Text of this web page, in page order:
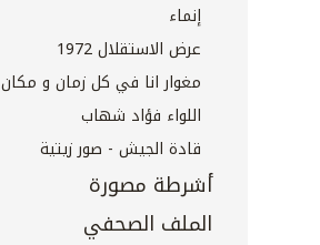
إنماء
عرض الاستقلال 1972
مغوار انا في كل زمان و مكان
اللواء فؤاد شهاب
قادة الجيش - صور زيتية
أشرطة مصورة
الملف الصحفي